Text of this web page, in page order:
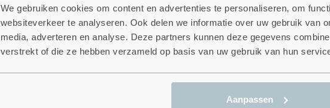
We gebruiken cookies om content en advertenties te personaliseren, om
websiteverkeer te analyseren. Ook delen we informatie over uw gebruik van
media, adverteren en analyse. Deze partners kunnen deze gegevens
verstrekt of die ze hebben verzameld op basis van uw gebruik van hun
Aanpassen